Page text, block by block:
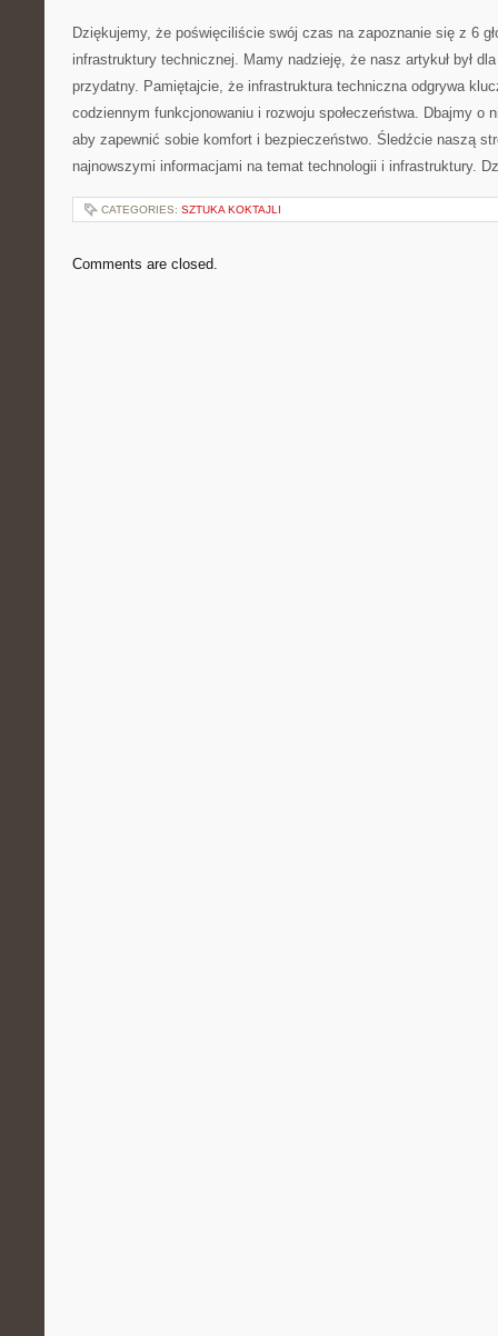
Dziękujemy, że poświęciliście swój⁣ czas na ⁢zapoznanie się z 6
infrastruktury ​technicznej. Mamy nadzieję,‌ że ‍nasz artykuł był
przydatny. Pamiętajcie, że ‍infrastruktura techniczna odgrywa
codziennym funkcjonowaniu i rozwoju​ społeczeństwa.‌ Dbajmy⁣ o
aby zapewnić ⁣sobie⁢ komfort ⁣i bezpieczeństwo. ​Śledźcie naszą⁤
najnowszymi⁣ informacjami na temat technologii i‌ infrastruktury.
CATEGORIES: SZTUKA KOKTAJLI
Comments are closed.